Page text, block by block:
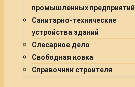
промышленных предприятий
Санитарно-технические
устройства зданий
Слесарное дело
Свободная ковка
Справочник строителя